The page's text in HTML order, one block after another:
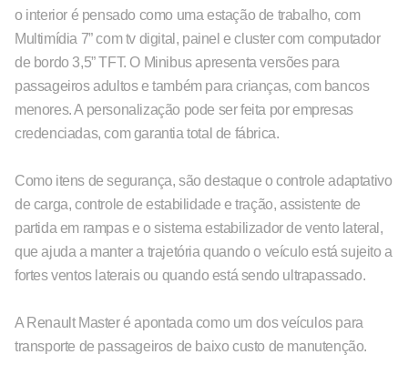
o interior é pensado como uma estação de trabalho, com
Multimídia 7” com tv digital, painel e cluster com computador
de bordo 3,5” TFT. O Minibus apresenta versões para
passageiros adultos e também para crianças, com bancos
menores. A personalização pode ser feita por empresas
credenciadas, com garantia total de fábrica.
Como itens de segurança, são destaque o controle adaptativo
de carga, controle de estabilidade e tração, assistente de
partida em rampas e o sistema estabilizador de vento lateral,
que ajuda a manter a trajetória quando o veículo está sujeito a
fortes ventos laterais ou quando está sendo ultrapassado.
A Renault Master é apontada como um dos veículos para
transporte de passageiros de baixo custo de manutenção.